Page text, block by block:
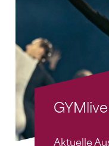
GYMlive
Aktuelle